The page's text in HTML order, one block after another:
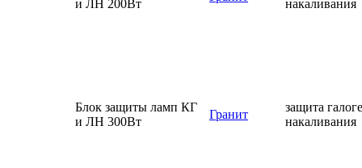
и ЛН 200Вт
накаливания
Блок защиты ламп КГ
и ЛН 300Вт
Гранит
защита
накаливания